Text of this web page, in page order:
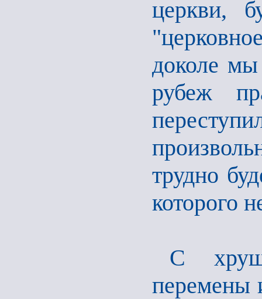
церкви,
доколе мы
рубеж
трудно
которого
С
перемены